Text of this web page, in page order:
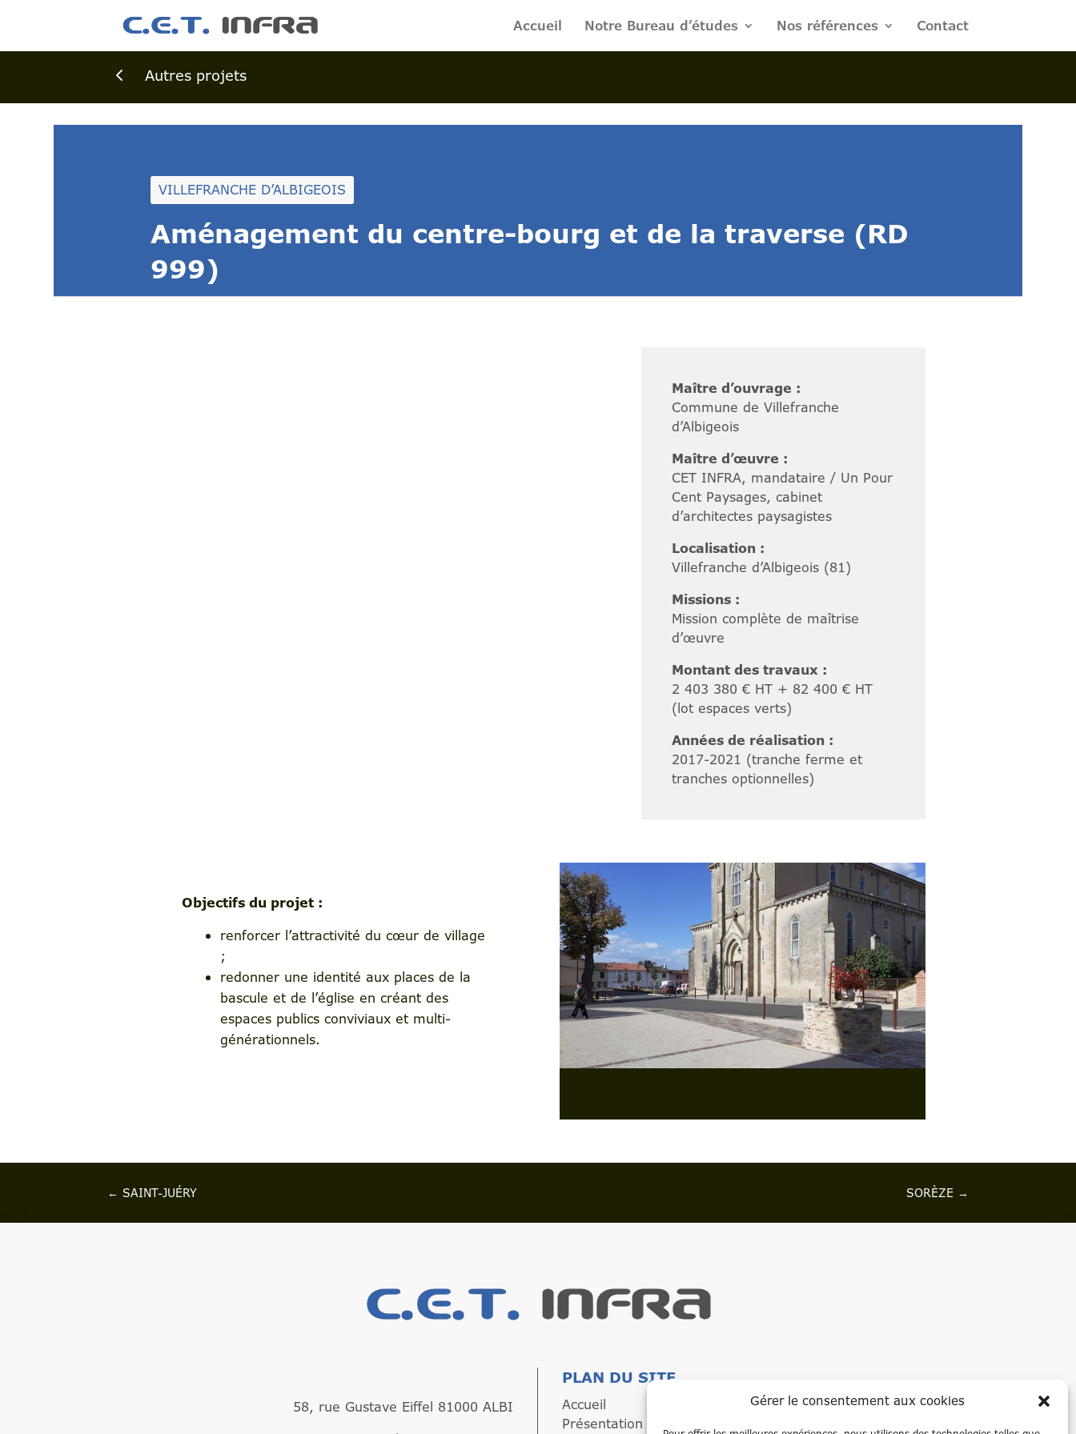
Gérer le consentement aux cookies
Accueil Notre Bureau d’études Nos références Contact
4 Autres projets
VILLEFRANCHE D’ALBIGEOIS
Aménagement du centre-bourg et de la traverse (RD
999)
Maître d’ouvrage :
Commune de Villefranche
d’Albigeois
Maître d’œuvre :
CET INFRA, mandataire / Un Pour
Cent Paysages, cabinet
d’architectes paysagistes
Localisation :
Villefranche d’Albigeois (81)
Missions :
Mission complète de maîtrise
d’œuvre
Montant des travaux :
2 403 380 € HT + 82 400 € HT
(lot espaces verts)
Années de réalisation :
2017-2021 (tranche ferme et
tranches optionnelles)
Objectifs du projet :
renforcer l’attractivité du cœur de village
;
redonner une identité aux places de la
bascule et de l’église en créant des
espaces publics conviviaux et multi-
générationnels.
← SAINT-JUÉRY SORÈZE →
58, rue Gustave Eiffel 81000 ALBI
PLAN DU SITE
Accueil
Présentation